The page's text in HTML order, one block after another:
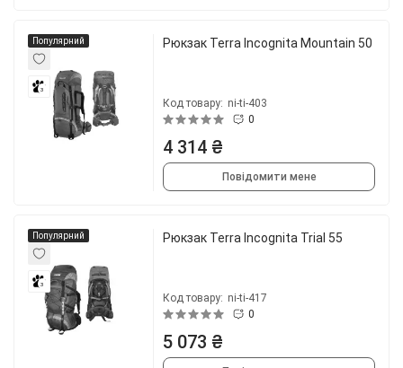
Популярний
3
Рюкзак Terra Incognita Mountain 50
Код товару: ni-ti-403
0
4 314 ₴
Повідомити мене
Популярний
3
Рюкзак Terra Incognita Trial 55
Код товару: ni-ti-417
0
5 073 ₴